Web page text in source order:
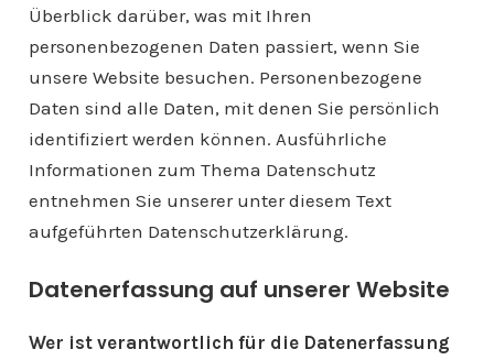
Überblick darüber, was mit Ihren
personenbezogenen Daten passiert, wenn Sie
unsere Website besuchen. Personenbezogene
Daten sind alle Daten, mit denen Sie persönlich
identifiziert werden können. Ausführliche
Informationen zum Thema Datenschutz
entnehmen Sie unserer unter diesem Text
aufgeführten Datenschutzerklärung.
Datenerfassung auf unserer Website
Wer ist verantwortlich für die Datenerfassung